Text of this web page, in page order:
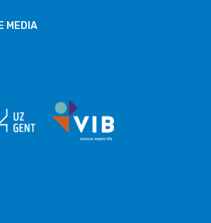
MEDIA